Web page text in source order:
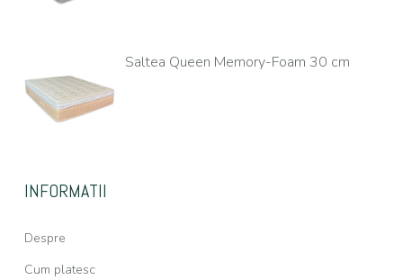
Saltea Queen Memory-Foam 30 cm
INFORMATII
Despre
Cum platesc